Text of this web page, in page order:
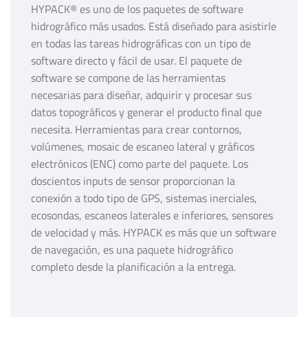
HYPACK® es uno de los paquetes de software
hidrográfico más usados. Está diseñado para asistirle
en todas las tareas hidrográficas con un tipo de
software directo y fácil de usar. El paquete de
software se compone de las herramientas
necesarias para diseñar, adquirir y procesar sus
datos topográficos y generar el producto final que
necesita. Herramientas para crear contornos,
volúmenes, mosaic de escaneo lateral y gráficos
electrónicos (ENC) como parte del paquete. Los
doscientos inputs de sensor proporcionan la
conexión a todo tipo de GPS, sistemas inerciales,
ecosondas, escaneos laterales e inferiores, sensores
de velocidad y más. HYPACK es más que un software
de navegación, es una paquete hidrográfico
completo desde la planificación a la entrega.